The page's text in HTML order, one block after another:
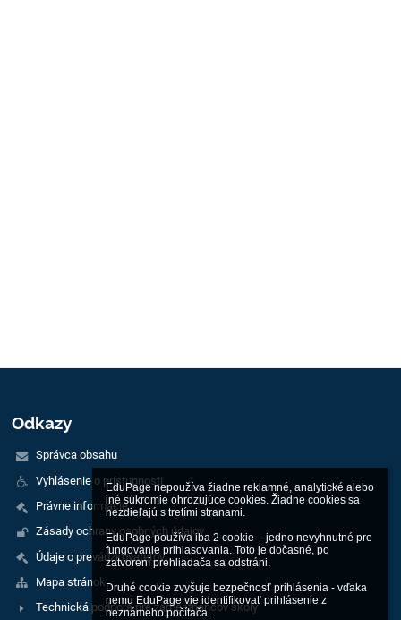
EduPage nepoužíva žiadne reklamné, analytické alebo
iné súkromie ohrozujúce cookies. Žiadne cookies sa
nezdieľajú s tretími stranami.
EduPage používa iba 2 cookie – jedno nevyhnutné pre
fungovanie prihlasovania. Toto je dočasné, po
zatvorení prehliadača sa odstráni.
Druhé cookie zvyšuje bezpečnosť prihlásenia - vďaka
nemu EduPage vie identifikovať prihlásenie z
neznámeho počítača.
Odkazy
Správca obsahu
Vyhlásenie o prístupnosti
Právne informácie
Zásady ochrany osobných údajov
Údaje o prevádzkovateľovi
Mapa stránok
Technická podpora pre zamestnancov školy